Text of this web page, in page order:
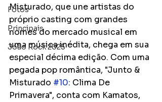
Fotos
Principais
João Rock 2025
Misturado, que une artistas do
próprio casting com grandes
nomes do mercado musical em
uma música inédita, chega em sua
especial décima edição. Com uma
pegada pop romântica, "Junto &
Misturado #10: Clima De
Primavera", conta com Kamatos,